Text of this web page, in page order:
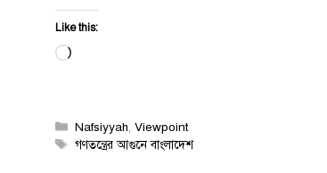
Like this:
Loading…
Categories
Nafsiyyah, Viewpoint
Tags
গণতন্ত্রের আগুনে বাংলাদেশ